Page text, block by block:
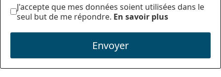
J'accepte que mes données soient utilisées dans le
seul but de me répondre. En savoir plus
Envoyer